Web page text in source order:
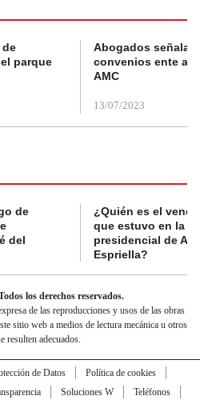
de
parque
Abogados
convenios ente
AMC
13/07/2023
de
del
¿Quién es el
que estuvo en la
presidencial de
Espriella?
los derechos reservados.
de las reproducciones y usos de las obras
sitio web a medios de lectura mecánica u otros
resulten adecuados.
de Datos
Política de cookies
Soluciones W
Teléfonos